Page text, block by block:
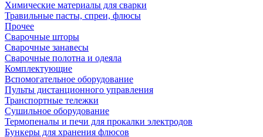
Химические материалы для сварки
Травильные пасты, спреи, флюсы
Прочее
Сварочные шторы
Сварочные занавесы
Сварочные полотна и одеяла
Комплектующие
Вспомогательное оборудование
Пульты дистанционного управления
Транспортные тележки
Сушильное оборудование
Термопеналы и печи для прокалки электродов
Бункеры для хранения флюсов